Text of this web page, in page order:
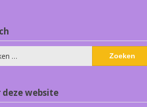
deze website